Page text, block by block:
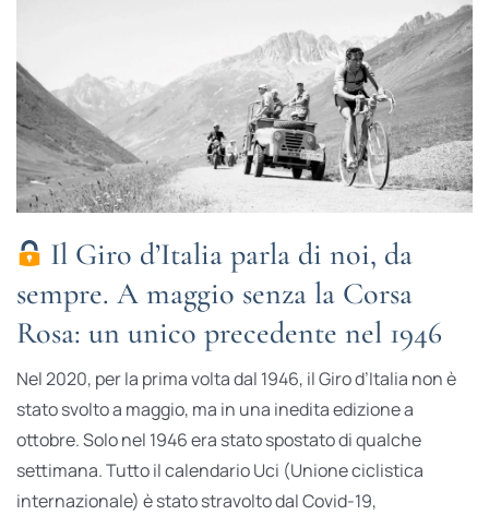
Il Giro d’Italia parla di noi, da
sempre. A maggio senza la Corsa
Rosa: un unico precedente nel 1946
Nel 2020, per la prima volta dal 1946, il Giro d’Italia non è
stato svolto a maggio, ma in una inedita edizione a
ottobre. Solo nel 1946 era stato spostato di qualche
settimana. Tutto il calendario Uci (Unione ciclistica
internazionale) è stato stravolto dal Covid-19,